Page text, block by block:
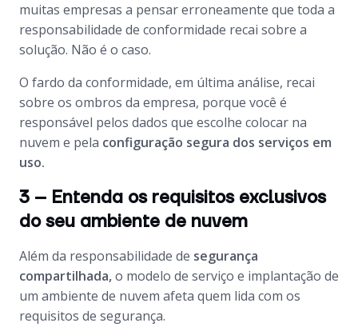
muitas empresas a pensar erroneamente que toda a
responsabilidade de conformidade recai sobre a
solução. Não é o caso.
O fardo da conformidade, em última análise, recai
sobre os ombros da empresa, porque você é
responsável pelos dados que escolhe colocar na
nuvem e pela configuração segura dos serviços em
uso.
3 – Entenda os requisitos exclusivos
do seu ambiente de nuvem
Além da responsabilidade de segurança
compartilhada,o modelo de serviço e implantação de
um ambiente de nuvem afeta quem lida com os
requisitos de segurança.